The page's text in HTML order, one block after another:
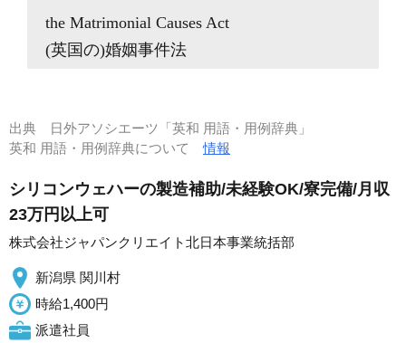
the Matrimonial Causes Act
(英国の)婚姻事件法
出典
日外アソシエーツ「英和 用語・用例辞典」
英和 用語・用例辞典について情報
シリコンウェハーの製造補助/未経験OK/寮完備/月収
23万円以上可
株式会社ジャパンクリエイト北日本事業統括部
新潟県 関川村
時給1,400円
派遣社員